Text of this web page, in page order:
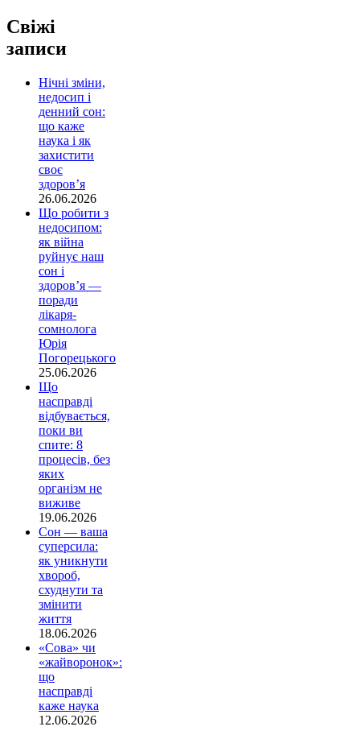
Свіжі
записи
Нічні зміни,
недосип і
денний сон:
що каже
наука і як
захистити
своє
здоров’я
26.06.2026
Що робити з
недосипом:
як війна
руйнує наш
сон і
здоров’я —
поради
лікаря-
сомнолога
Юрія
Погорецького
25.06.2026
Що
насправді
відбувається,
поки ви
спите: 8
процесів, без
яких
організм не
виживе
19.06.2026
Сон — ваша
суперсила:
як уникнути
хвороб,
схуднути та
змінити
життя
18.06.2026
«Сова» чи
«жайворонок»:
що
насправді
каже наука
12.06.2026